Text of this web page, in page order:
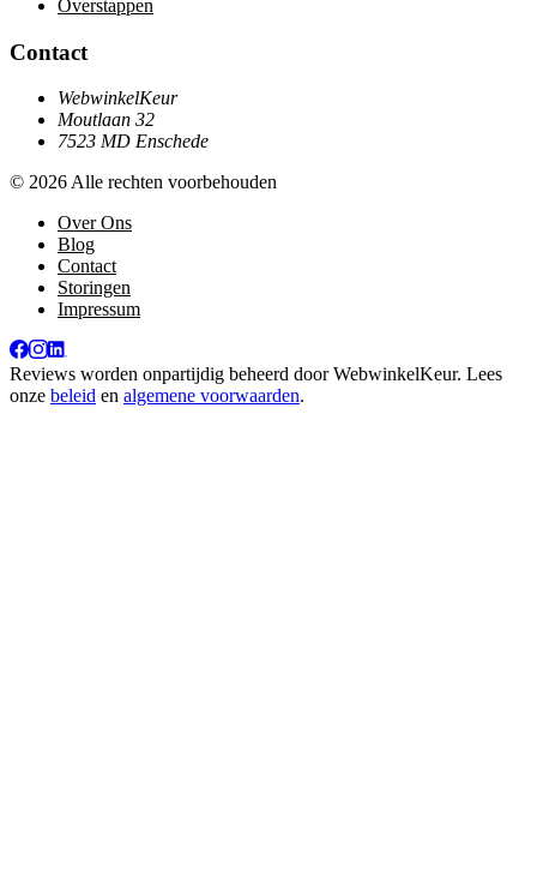
Overstappen
Contact
WebwinkelKeur
Moutlaan 32
7523 MD Enschede
© 2026 Alle rechten voorbehouden
Over Ons
Blog
Contact
Storingen
Impressum
Reviews worden onpartijdig beheerd doorWebwinkelKeur. Lees
onze beleid en algemene voorwaarden.